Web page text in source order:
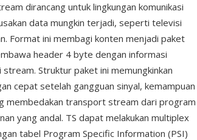
dirancang untuk lingkungan komunikasi
data mungkin terjadi, seperti televisi
Format ini membagi konten menjadi paket
header 4 byte dengan informasi
Struktur paket ini memungkinkan
cepat setelah gangguan sinyal, kemampuan
membedakan transport stream dari program
yang andal. TS dapat melakukan multiplex
tabel Program Specific Information (PSI)